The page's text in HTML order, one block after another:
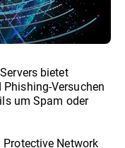
bietet
Versuchen
um Spam oder
Network